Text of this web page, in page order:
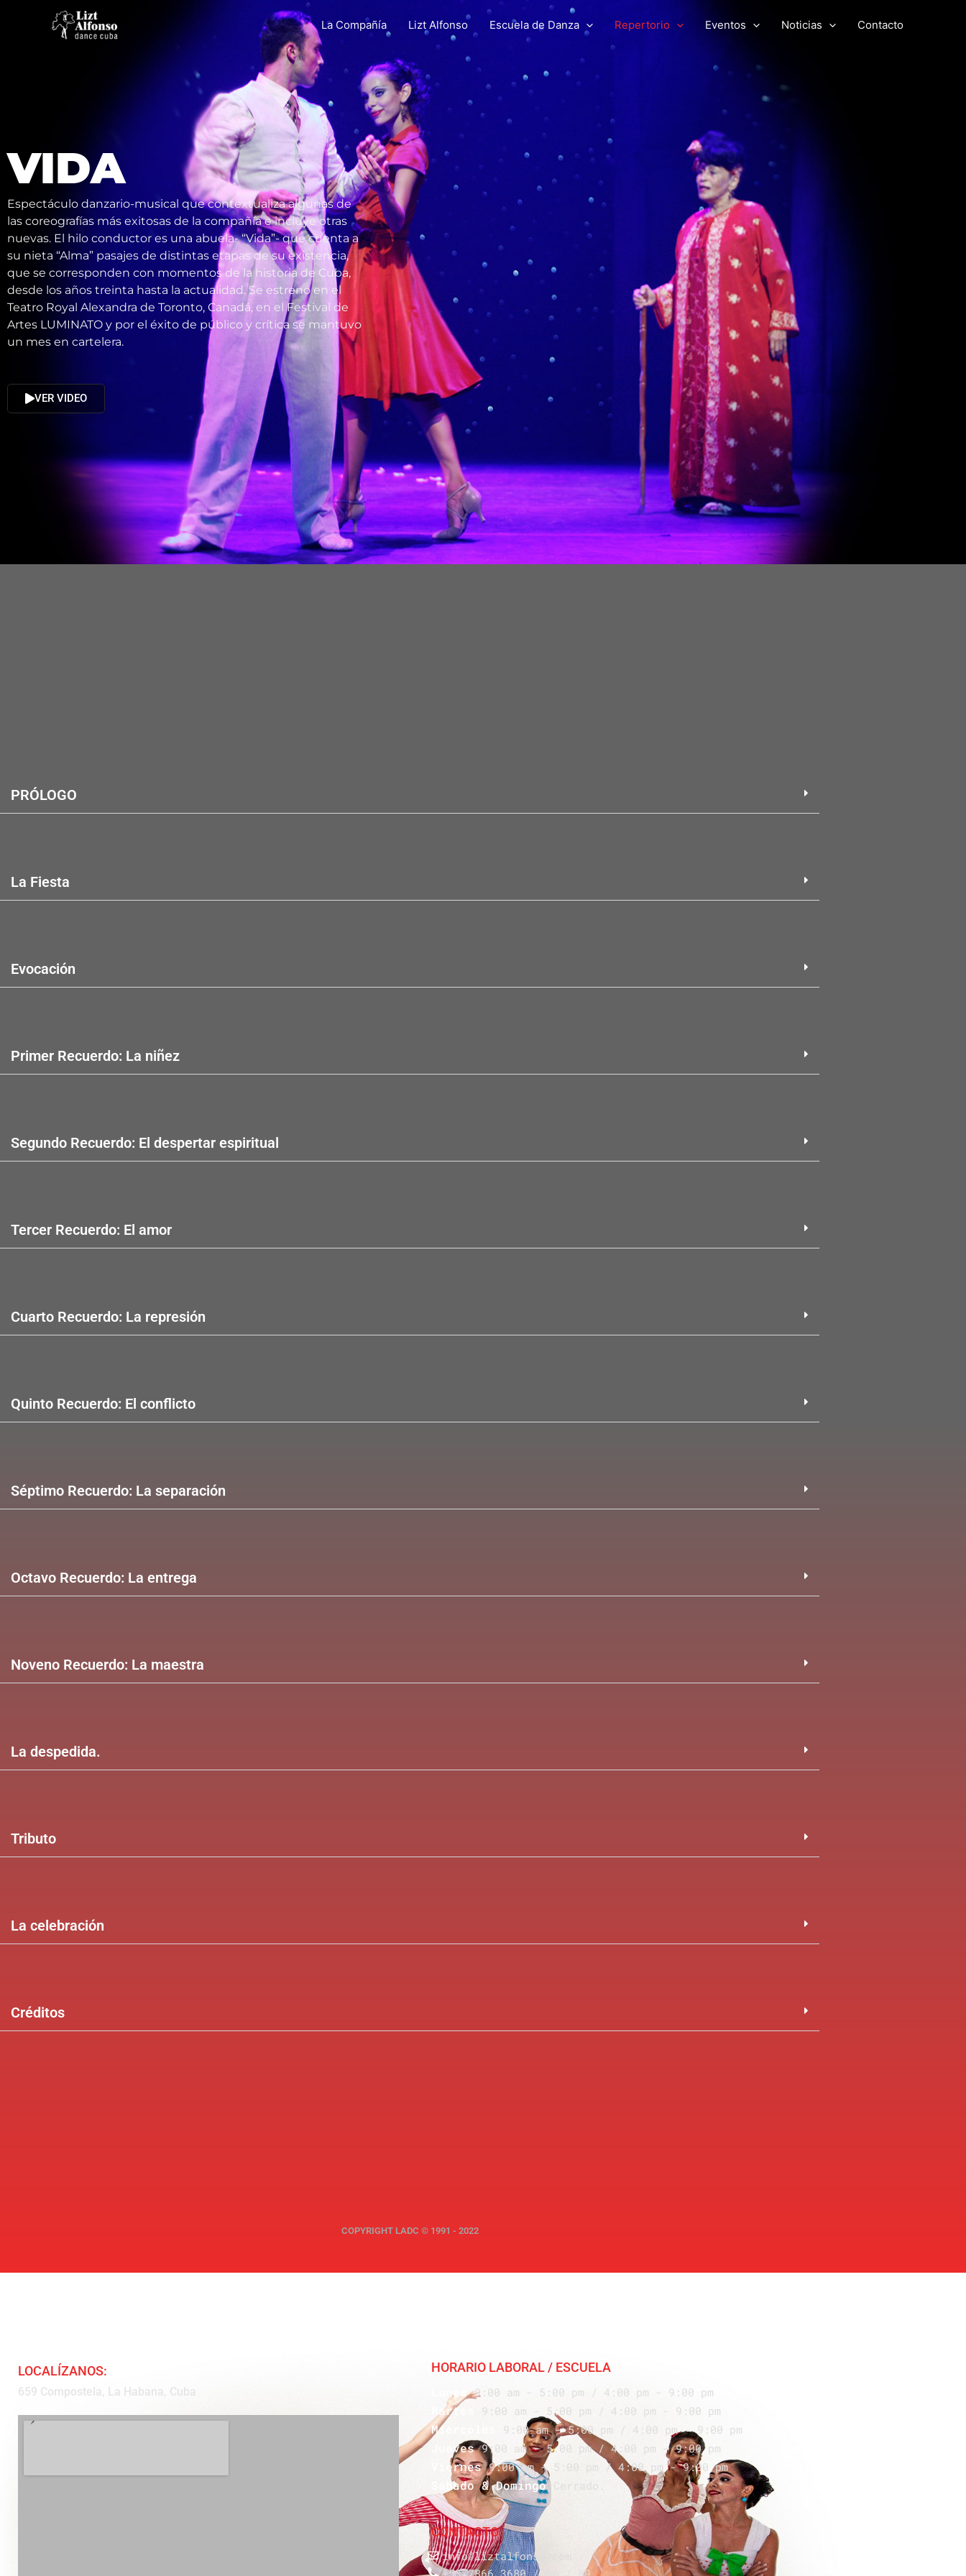
La Compañía Lizt Alfonso Escuela de Danza Repertorio Eventos Noticias Contacto
VIDA
Espectáculo danzario-musical que contextualiza algunas de
las coreografías más exitosas de la compañía e incluye otras
nuevas. El hilo conductor es una abuela- “Vida”- que cuenta a
su nieta “Alma” pasajes de distintas etapas de su existencia,
que se corresponden con momentos de la historia de Cuba,
desde los años treinta hasta la actualidad. Se estrenó en el
Teatro Royal Alexandra de Toronto, Canadá, en el Festival de
Artes LUMINATO y por el éxito de público y crítica se mantuvo
un mes en cartelera.
VER VIDEO
PRÓLOGO
La Fiesta
Evocación
Primer Recuerdo: La niñez
Segundo Recuerdo: El despertar espiritual
Tercer Recuerdo: El amor
Cuarto Recuerdo: La represión
Quinto Recuerdo: El conflicto
Séptimo Recuerdo: La separación
Octavo Recuerdo: La entrega
Noveno Recuerdo: La maestra
La despedida.
Tributo
La celebración
Créditos
COPYRIGHT LADC © 1991 - 2022
LOCALÍZANOS:
659 Compostela, La Habana, Cuba
HORARIO LABORAL / ESCUELA
Lunes 9:00 am - 5:00 pm / 4:00 pm - 9:00 pm
Martes 9:00 am - 5:00 pm / 4:00 pm - 9:00 pm
Miércoles 9:00 am - 5:00 pm / 4:00 pm - 9:00 pm
Jueves 9:00 am - 5:00 pm / 4:00 pm - 9:00 pm
Viernes 9:00 am - 5:00 pm / 4:00 pm - 9:00 pm
Sábado & Domingo Cerrado.
CONTACTO
info@liztalfonso.com
+53 7866 3680 / 88 / 89